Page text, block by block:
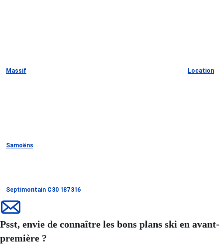
Massif Location
Samoëns
Septimontain C30 187316
Psst, envie de connaître les bons plans ski en avant-
première ?